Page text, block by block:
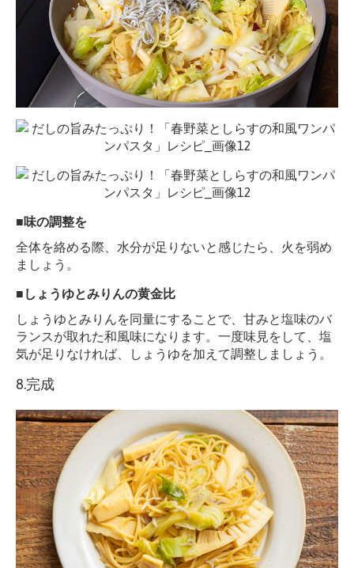
■味の調整を
全体を絡める際、水分が足りないと感じたら、火を弱め
ましょう。
■しょうゆとみりんの黄金比
しょうゆとみりんを同量にすることで、甘みと塩味のバ
ランスが取れた和風味になります。一度味見をして、塩
気が足りなければ、しょうゆを加えて調整しましょう。
8.完成